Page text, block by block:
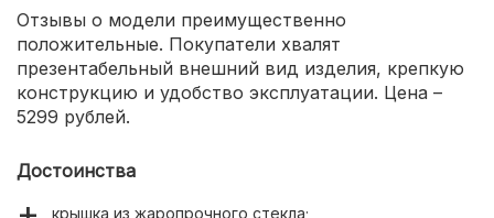
Отзывы о модели преимущественно
положительные. Покупатели хвалят
презентабельный внешний вид изделия, крепкую
конструкцию и удобство эксплуатации. Цена –
5299 рублей.
Достоинства
крышка из жаропрочного стекла;